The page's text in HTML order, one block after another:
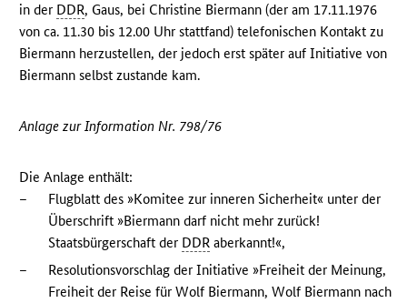
in der DDR, Gaus, bei Christine Biermann (der am 17.11.1976
von ca. 11.30 bis 12.00 Uhr stattfand) telefonischen Kontakt zu
Biermann herzustellen, der jedoch erst später auf Initiative von
Biermann selbst zustande kam.
Anlage zur Information Nr. 798/76
Die Anlage enthält:
–
Flugblatt des »Komitee zur inneren Sicherheit« unter der
Überschrift »Biermann darf nicht mehr zurück!
Staatsbürgerschaft der DDR aberkannt!«,
–
Resolutionsvorschlag der Initiative »Freiheit der Meinung,
Freiheit der Reise für Wolf Biermann, Wolf Biermann nach